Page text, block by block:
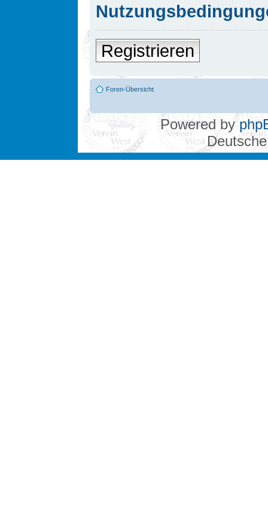
Registrieren
Foren-Übersicht
Powered by